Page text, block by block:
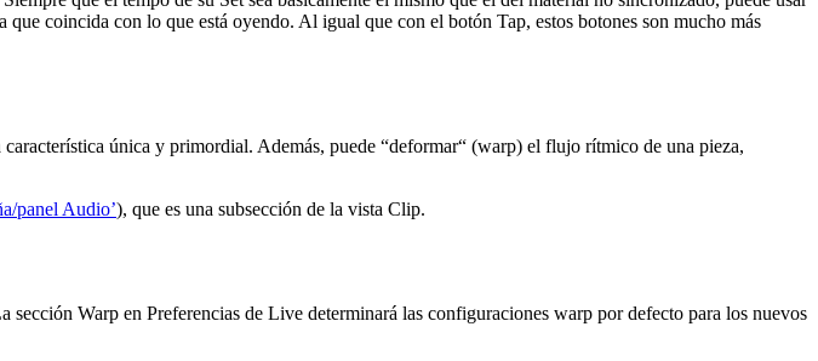
coincida con lo que está oyendo. Al igual que con el botón Tap, estos botones son mucho más
única y primordial. Además, puede “deformar“ (warp) el flujo rítmico de una pieza,
panel Audio’), que es una subsección de la vista Clip.
Warp en Preferencias de Live determinará las configuraciones warp por defecto para los nuevos